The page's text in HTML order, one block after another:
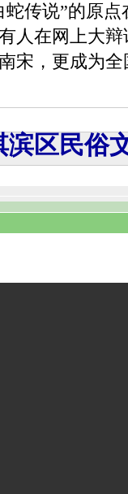
传说”的原
人在网上大
宋，更成为
滨区民俗